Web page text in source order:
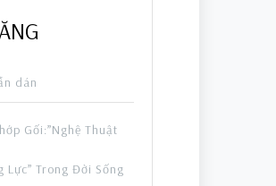
dán
Gối:”Nghệ Thuật
Lực” Trong Đời Sống